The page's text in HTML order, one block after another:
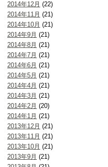
2014年12月 (22)
2014年11月 (21)
2014年10月 (21)
2014年9月 (21)
2014年8月 (21)
2014年7月 (21)
2014年6月 (21)
2014年5月 (21)
2014年4月 (21)
2014年3月 (21)
2014年2月 (20)
2014年1月 (21)
2013年12月 (21)
2013年11月 (21)
2013年10月 (21)
2013年9月 (21)